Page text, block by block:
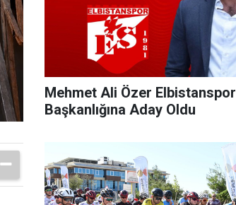
Mehmet Ali Özer Elbistanspor
Başkanlığına Aday Oldu